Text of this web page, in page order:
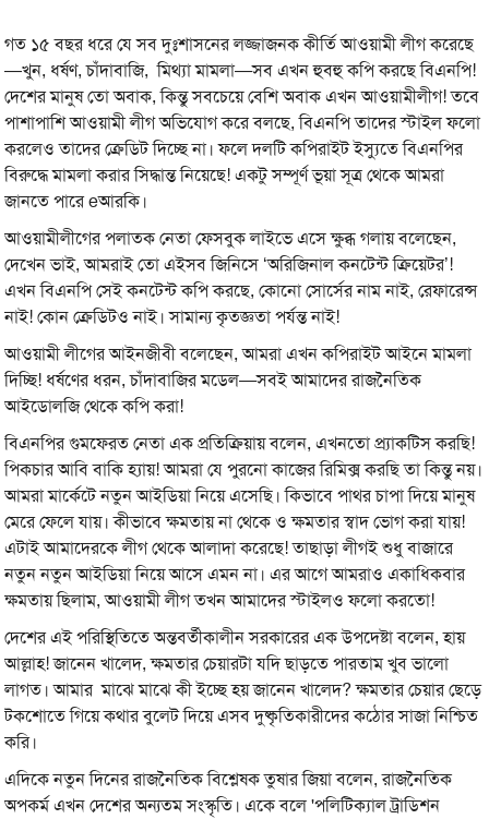
গত ১৫ বছর ধরে যে সব দুঃশাসনের লজ্জাজনক কীর্তি আওয়ামী লীগ করেছে
—খুন, ধর্ষণ, চাঁদাবাজি, মিথ্যা মামলা—সব এখন হুবহু কপি করছে বিএনপি!
দেশের মানুষ তো অবাক, কিন্তু সবচেয়ে বেশি অবাক এখন আওয়ামীলীগ! তবে
পাশাপাশি আওয়ামী লীগ অভিযোগ করে বলছে, বিএনপি তাদের স্টাইল ফলো
করলেও তাদের ক্রেডিট দিচ্ছে না। ফলে দলটি কপিরাইট ইস্যুতে বিএনপির
বিরুদ্ধে মামলা করার সিদ্ধান্ত নিয়েছে! একটু সম্পূর্ণ ভূয়া সূত্র থেকে আমরা
জানতে পারে eআরকি।
আওয়ামীলীগের পলাতক নেতা ফেসবুক লাইভে এসে ক্ষুব্ধ গলায় বলেছেন,
দেখেন ভাই, আমরাই তো এইসব জিনিসে ‘অরিজিনাল কনটেন্ট ক্রিয়েটর’!
এখন বিএনপি সেই কনটেন্ট কপি করছে, কোনো সোর্সের নাম নাই, রেফারেন্স
নাই! কোন ক্রেডিটও নাই। সামান্য কৃতজ্ঞতা পর্যন্ত নাই!
আওয়ামী লীগের আইনজীবী বলেছেন, আমরা এখন কপিরাইট আইনে মামলা
দিচ্ছি! ধর্ষণের ধরন, চাঁদাবাজির মডেল—সবই আমাদের রাজনৈতিক
আইডোলজি থেকে কপি করা!
বিএনপির গুমফেরত নেতা এক প্রতিক্রিয়ায় বলেন, এখনতো প্র্যাকটিস করছি!
পিকচার আবি বাকি হ্যায়! আমরা যে পুরনো কাজের রিমিক্স করছি তা কিন্তু নয়।
আমরা মার্কেটে নতুন আইডিয়া নিয়ে এসেছি। কিভাবে পাথর চাপা দিয়ে মানুষ
মেরে ফেলে যায়। কীভাবে ক্ষমতায় না থেকে ও ক্ষমতার স্বাদ ভোগ করা যায়!
এটাই আমাদেরকে লীগ থেকে আলাদা করেছে! তাছাড়া লীগই শুধু বাজারে
নতুন নতুন আইডিয়া নিয়ে আসে এমন না। এর আগে আমরাও একাধিকবার
ক্ষমতায় ছিলাম, আওয়ামী লীগ তখন আমাদের স্টাইলও ফলো করতো!
দেশের এই পরিস্থিতিতে অন্তবর্তীকালীন সরকারের এক উপদেষ্টা বলেন, হায়
আল্লাহ! জানেন খালেদ, ক্ষমতার চেয়ারটা যদি ছাড়তে পারতাম খুব ভালো
লাগত। আমার মাঝে মাঝে কী ইচ্ছে হয় জানেন খালেদ? ক্ষমতার চেয়ার ছেড়ে
টকশোতে গিয়ে কথার বুলেট দিয়ে এসব দুষ্কৃতিকারীদের কঠোর সাজা নিশ্চিত
করি।
এদিকে নতুন দিনের রাজনৈতিক বিশ্লেষক তুষার জিয়া বলেন, রাজনৈতিক
অপকর্ম এখন দেশের অন্যতম সংস্কৃতি। একে বলে 'পলিটিক্যাল ট্রাডিশন